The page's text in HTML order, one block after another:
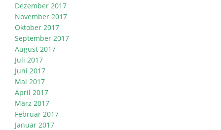
Dezember 2017
November 2017
Oktober 2017
September 2017
August 2017
Juli 2017
Juni 2017
Mai 2017
April 2017
März 2017
Februar 2017
Januar 2017